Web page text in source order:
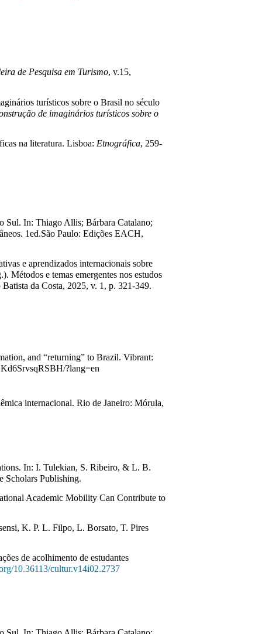
de Pesquisa em Turismo, v.15,
turísticos sobre o Brasil no século
de imaginários turísticos sobre o
na literatura. Lisboa: Etnográfica, 259-
Sul. In: Thiago Allis; Bárbara Catalano;
1ed.São Paulo: Edições EACH,
e aprendizados internacionais sobre
Métodos e temas emergentes nos estudos
da Costa, 2025, v. 1, p. 321-349.
and “returning” to Brazil. Vibrant:
?lang=en
internacional. Rio de Janeiro: Mórula,
In: I. Tulekian, S. Ribeiro, & L. B.
Scholars Publishing.
Academic Mobility Can Contribute to
K. P. L. Filpo, L. Borsato, T. Pires
de acolhimento de estudantes
10.36113/cultur.v14i02.2737